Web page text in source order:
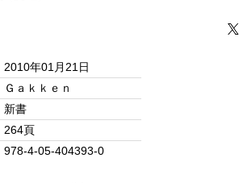
2010年01月21日
Ｇａｋｋｅｎ
新書
264頁
978-4-05-404393-0